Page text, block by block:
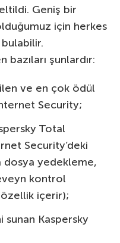
Geniş bir
için herkes
şunlardır:
ve en çok ödül
Security;
Total
Security’deki
dosya yedekleme,
kontrol
içerir);
Kaspersky